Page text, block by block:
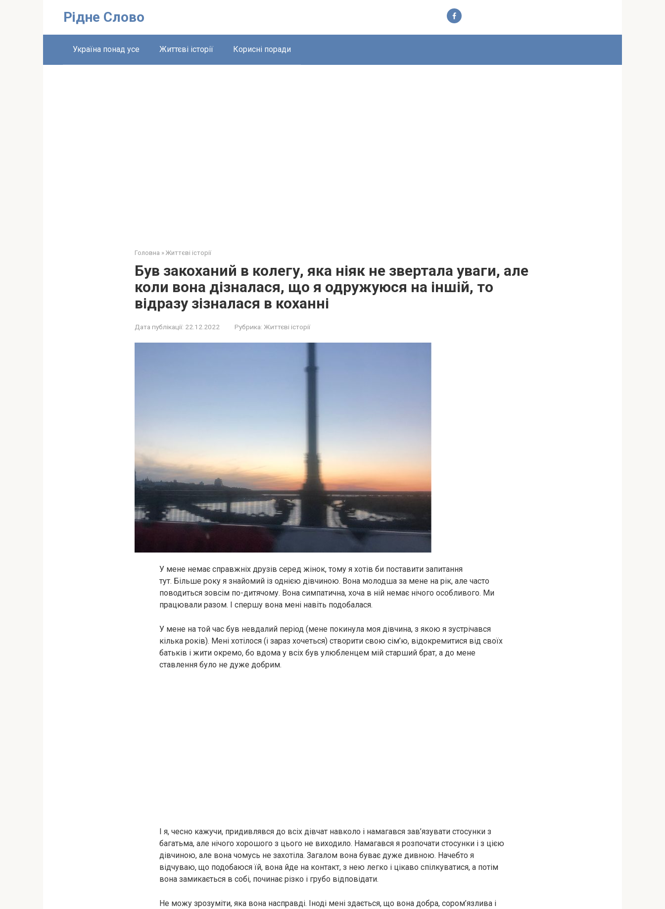
Рідне Слово
Україна понад усе Життєві історії Корисні поради
Головна » Життєві історії
Був закоханий в колегу, яка ніяк не звертала уваги, але
коли вона дізналася, що я одружуюся на іншій, то
відразу зізналася в коханні
Дата публікації: 22.12.2022 Рубрика: Життєві історії
У мене немає справжніх друзів серед жінок, тому я хотів би поставити запитання
тут. Більше року я знайомий із однією дівчиною. Вона молодша за мене на рік, але часто
поводиться зовсім по-дитячому. Вона симпатична, хоча в ній немає нічого особливого. Ми
працювали разом. І спершу вона мені навіть подобалася.
У мене на той час був невдалий період (мене покинула моя дівчина, з якою я зустрічався
кілька років). Мені хотілося (і зараз хочеться) створити свою сім’ю, відокремитися від своїх
батьків і жити окремо, бо вдома у всіх був улюбленцем мій старший брат, а до мене
ставлення було не дуже добрим.
І я, чесно кажучи, придивлявся до всіх дівчат навколо і намагався зав’язувати стосунки з
багатьма, але нічого хорошого з цього не виходило. Намагався я розпочати стосунки і з цією
дівчиною, але вона чомусь не захотіла. Загалом вона буває дуже дивною. Начебто я
відчуваю, що подобаюся їй, вона йде на контакт, з нею легко і цікаво спілкуватися, а потім
вона замикається в собі, починає різко і грубо відповідати.
Не можу зрозуміти, яка вона насправді. Іноді мені здається, що вона добра, сором’язлива і